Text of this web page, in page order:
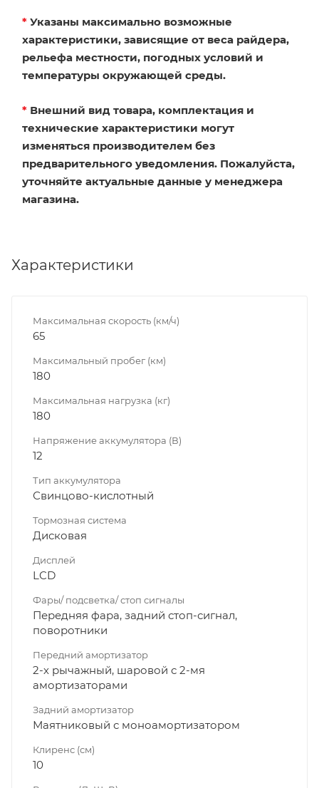
* Указаны максимально возможные
характеристики, зависящие от веса райдера,
рельефа местности, погодных условий и
температуры окружающей среды.
* Внешний вид товара, комплектация и
технические характеристики могут
изменяться производителем без
предварительного уведомления. Пожалуйста,
уточняйте актуальные данные у менеджера
магазина.
Характеристики
Максимальная скорость (км/ч)
65
Максимальный пробег (км)
180
Максимальная нагрузка (кг)
180
Напряжение аккумулятора (В)
12
Тип аккумулятора
Свинцово-кислотный
Тормозная система
Дисковая
Дисплей
LCD
Фары/ подсветка/ стоп сигналы
Передняя фара, задний стоп-сигнал,
поворотники
Передний амортизатор
2-х рычажный, шаровой с 2-мя
амортизаторами
Задний амортизатор
Маятниковый с моноамортизатором
Клиренс (см)
10